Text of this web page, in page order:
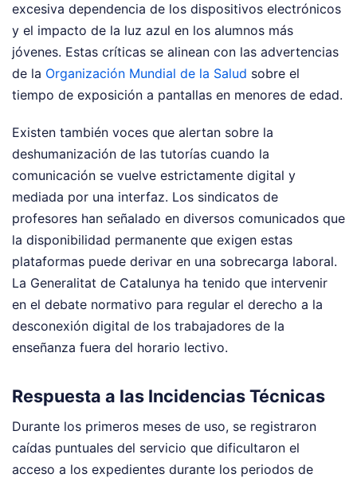
excesiva dependencia de los dispositivos electrónicos
y el impacto de la luz azul en los alumnos más
jóvenes. Estas críticas se alinean con las advertencias
de la Organización Mundial de la Salud sobre el
tiempo de exposición a pantallas en menores de edad.
Existen también voces que alertan sobre la
deshumanización de las tutorías cuando la
comunicación se vuelve estrictamente digital y
mediada por una interfaz. Los sindicatos de
profesores han señalado en diversos comunicados que
la disponibilidad permanente que exigen estas
plataformas puede derivar en una sobrecarga laboral.
La Generalitat de Catalunya ha tenido que intervenir
en el debate normativo para regular el derecho a la
desconexión digital de los trabajadores de la
enseñanza fuera del horario lectivo.
Respuesta a las Incidencias Técnicas
Durante los primeros meses de uso, se registraron
caídas puntuales del servicio que dificultaron el
acceso a los expedientes durante los periodos de